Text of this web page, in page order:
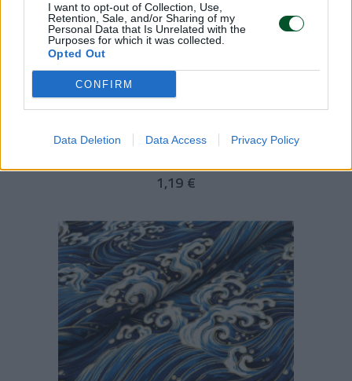
I want to opt-out of Collection, Use,
Retention, Sale, and/or Sharing of my
Personal Data that Is Unrelated with the
Purposes for which it was collected.
Opted Out
CONFIRM
Data Deletion Data Access Privacy Policy
TISSU COTON IMPRIMÉ FOIL / FLEURS JAPONAISES BOUQUETS -
1,19 €